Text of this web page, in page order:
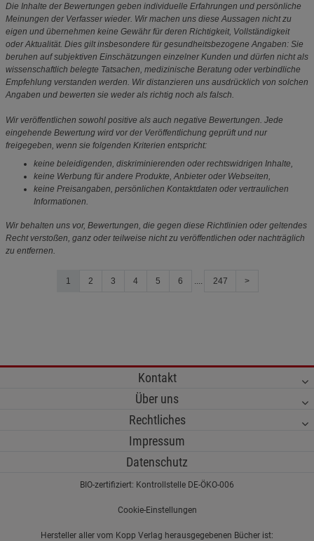
Die Inhalte der Bewertungen geben individuelle Erfahrungen und persönliche
Meinungen der Verfasser wieder. Wir machen uns diese Aussagen nicht zu
eigen und übernehmen keine Gewähr für deren Richtigkeit, Vollständigkeit
oder Aktualität. Dies gilt insbesondere für gesundheitsbezogene Angaben: Sie
beruhen auf subjektiven Einschätzungen einzelner Kunden und dürfen nicht als
wissenschaftlich belegte Tatsachen, medizinische Beratung oder verbindliche
Empfehlung verstanden werden. Wir distanzieren uns ausdrücklich von solchen
Angaben und bewerten sie weder als richtig noch als falsch.
Wir veröffentlichen sowohl positive als auch negative Bewertungen. Jede
eingehende Bewertung wird vor der Veröffentlichung geprüft und nur
freigegeben, wenn sie folgenden Kriterien entspricht:
keine beleidigenden, diskriminierenden oder rechtswidrigen Inhalte,
keine Werbung für andere Produkte, Anbieter oder Webseiten,
keine Preisangaben, persönlichen Kontaktdaten oder vertraulichen
Informationen.
Wir behalten uns vor, Bewertungen, die gegen diese Richtlinien oder geltendes
Recht verstoßen, ganz oder teilweise nicht zu veröffentlichen oder nachträglich
zu entfernen.
1 2 3 4 5 6 247 >
Kontakt
Über uns
Rechtliches
Impressum
Datenschutz
BIO-zertifiziert: Kontrollstelle DE-ÖKO-006
Cookie-Einstellungen
Hersteller aller vom Kopp Verlag herausgegebenen Bücher ist: